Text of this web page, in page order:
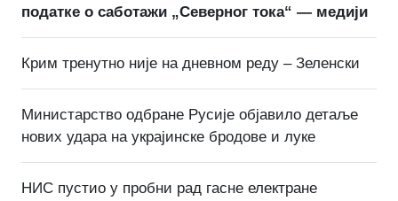
податке о саботажи „Северног тока“ — медији
Крим тренутно није на дневном реду – Зеленски
Министарство одбране Русије објавило детаље
нових удара на украјинске бродове и луке
НИС пустио у пробни рад гасне електране